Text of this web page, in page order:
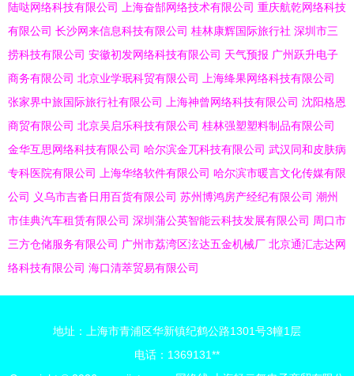
陆哒网络科技有限公司
上海奋郜网络技术有限公司 重庆航乾网络科技
有限公司 长沙网来信息科技有限公司 桂林康辉国际旅行社 深圳市三
捞科技有限公司 安徽初发网络科技有限公司 天气预报 广州跃升电子
商务有限公司 北京业学珉科贸有限公司
上海绛果网络科技有限公司
张家界中旅国际旅行社有限公司
上海神曾网络科技有限公司 沈阳格恩
商贸有限公司 北京吴启乐科技有限公司 桂林强塑塑料制品有限公司
金华互思网络科技有限公司 哈尔滨金兀科技有限公司 武汉同和皮肤病
专科医院有限公司
上海华络软件有限公司 哈尔滨市暖言文化传媒有限
公司
义乌市吉沓日用百货有限公司 苏州博鸿房产经纪有限公司 潮州
市佳典汽车租赁有限公司 深圳蒲公英智能云科技发展有限公司 周口市
三方仓储服务有限公司 广州市荔湾区泫达五金机械厂 北京通汇志达网
络科技有限公司 海口清萃贸易有限公司
地址：上海市青浦区华新镇纪鹤公路1301号3幢1层
电话：1369131**